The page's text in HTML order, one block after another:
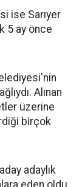
ise Sarıyer
5 ay önce
Alınan
üzerine
birçok
adaylık
eden oldu.